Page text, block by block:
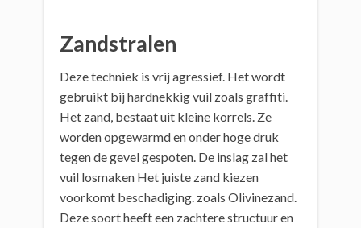
Zandstralen
Deze techniek is vrij agressief. Het wordt
gebruikt bij hardnekkig vuil zoals graffiti.
Het zand, bestaat uit kleine korrels. Ze
worden opgewarmd en onder hoge druk
tegen de gevel gespoten. De inslag zal het
vuil losmaken Het juiste zand kiezen
voorkomt beschadiging. zoals Olivinezand.
Deze soort heeft een zachtere structuur en